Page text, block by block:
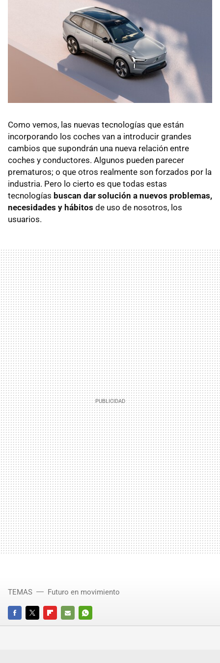
Como vemos, las nuevas tecnologías que están
incorporando los coches van a introducir grandes
cambios que supondrán una nueva relación entre
coches y conductores. Algunos pueden parecer
prematuros; o que otros realmente son forzados por la
industria. Pero lo cierto es que todas estas
tecnologías buscan dar solución a nuevos problemas,
necesidades y hábitos de uso de nosotros, los
usuarios.
FACEBOOKTWITTERFLIPBOARD
E-
WHATSAPP
TEMAS Futuro en movimiento